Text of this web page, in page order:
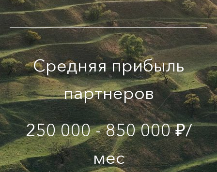
Средняя прибыль
партнеров
250 000 - 850 000 ₽/
мес